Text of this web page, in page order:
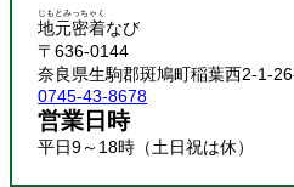
地元密着
じもとみっちゃく
なび
〒636-0144
奈良県生駒郡斑鳩町稲葉西2-1-
0745-43-8678
営業日時
平日9～18時（土日祝は休）